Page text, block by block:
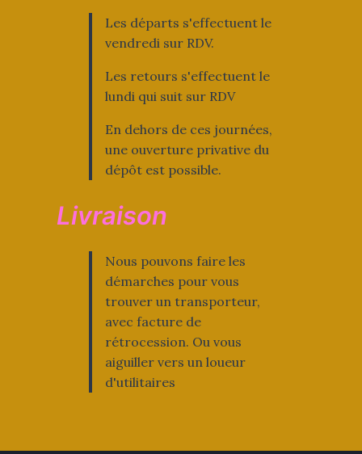
Les départs s'effectuent le
vendredi sur RDV.
Les retours s'effectuent le
lundi qui suit sur RDV
En dehors de ces journées,
une ouverture privative du
dépôt est possible.
Livraison
Nous pouvons faire les
démarches pour vous
trouver un transporteur,
avec facture de
rétrocession. Ou vous
aiguiller vers un loueur
d'utilitaires